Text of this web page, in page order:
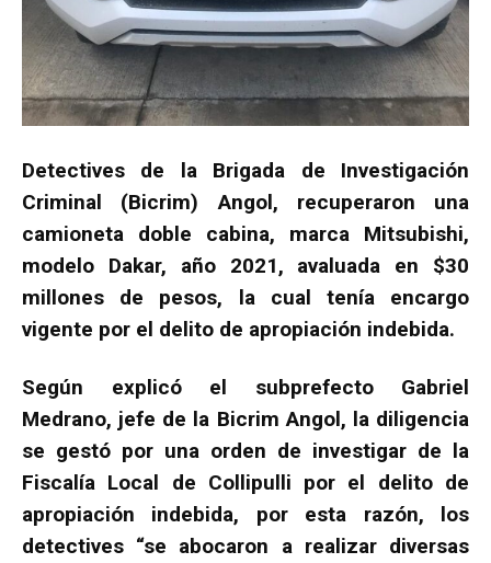
Detectives de la Brigada de Investigación
Criminal (Bicrim) Angol, recuperaron una
camioneta doble cabina, marca Mitsubishi,
modelo Dakar, año 2021, avaluada en $30
millones de pesos, la cual tenía encargo
vigente por el delito de apropiación indebida.
Según explicó el subprefecto Gabriel
Medrano, jefe de la Bicrim Angol, la diligencia
se gestó por una orden de investigar de la
Fiscalía Local de Collipulli por el delito de
apropiación indebida, por esta razón, los
detectives “se abocaron a realizar diversas